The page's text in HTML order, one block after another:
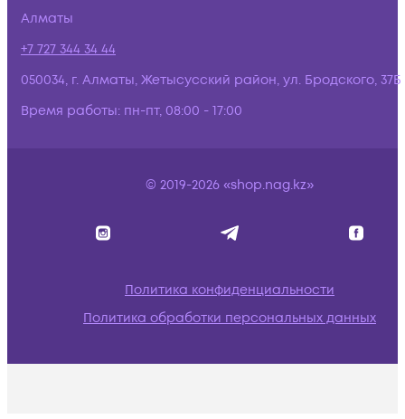
Алматы
+7 727 344 34 44
050034, г. Алматы, Жетысусский район, ул. Бродского, 37Б
Время работы: пн-пт, 08:00 - 17:00
© 2019-2026 «shop.nag.kz»
Политика конфиденциальности
Политика обработки персональных данных